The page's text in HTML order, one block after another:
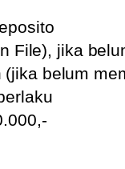
File), jika
belum